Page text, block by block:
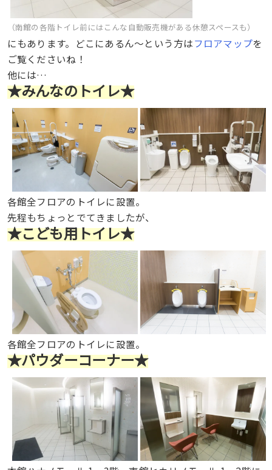
（南館の各階トイレ前にはこんな自動販売機がある休憩スペースも）
にもあります。どこにあるん〜という方はフロアマップを
ご覧くださいね！
他には…
★みんなのトイレ★
各館全フロアのトイレに設置。
先程もちょっとでてきましたが、
★こども用トイレ★
各館全フロアのトイレに設置。
★パウダーコーナー★